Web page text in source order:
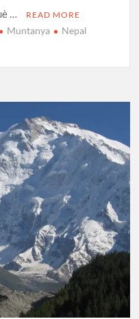
… READ MORE
Muntanya Nepal